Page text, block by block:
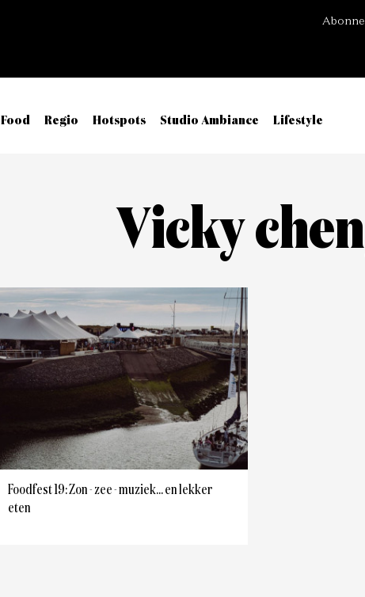
Food Regio Hotspots Studio Ambiance Lifestyle
Vicky
Foodfest 19: Zon - zee - muziek... en lekker
eten